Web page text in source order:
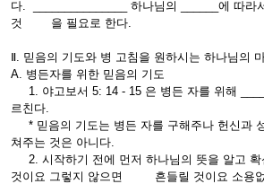
다. _______________ 하나님의 ______에 따라
것 을 필요로 한다.
Ⅱ. 믿음의 기도와 병 고침을 원하시는 하나님의
A. 병든자를 위한 믿음의 기도
1. 야고보서 5: 14 - 15 은 병든 자를 위해
르친다.
* 믿음의 기도는 병든 자를 구해주나 헌신과
쳐주는 것은 아니다.
2. 시작하기 전에 먼저 하나님의 뜻을 알고 확
것이요 그렇지 않으면 흔들릴 것이요 소용없